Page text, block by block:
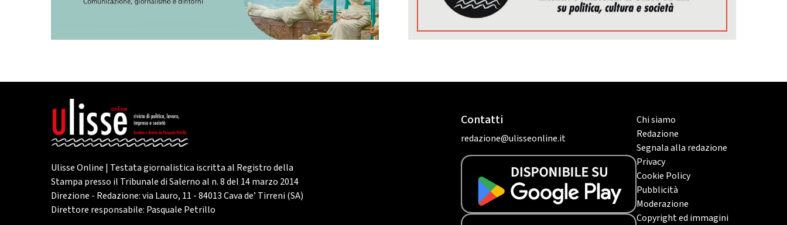
Ulisse Online | Testata giornalistica iscritta al Registro della
Stampa presso il Tribunale di Salerno al n. 8 del 14 marzo 2014
Direzione - Redazione: via Lauro, 11 - 84013 Cava de’ Tirreni (SA)
Direttore responsabile: Pasquale Petrillo
Contatti
redazione@ulisseonline.it
Chi siamo
Redazione
Segnala alla redazione
Privacy
Cookie Policy
Pubblicità
Moderazione
Copyright ed immagini